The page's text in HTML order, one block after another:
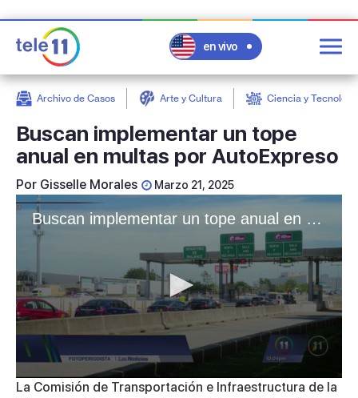
en vivo
Archivo de Casos Arte y Cultura Ciencia y
Buscan implementar un tope
anual en multas por AutoExpreso
Por Gisselle Morales Marzo 21, 2025
Buscan implementar un tope anual en multas por AutoExpreso
0La Comisión de Transportación e Infraestructura de la
post